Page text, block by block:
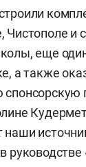
Чистополе и
еще
а также
спонсорскую
наши
руководстве